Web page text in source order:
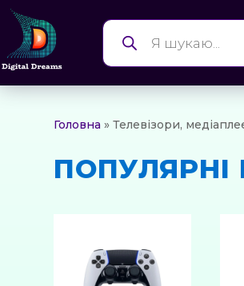
search
Головна » Телевізори,
ПОПУЛЯРНІ